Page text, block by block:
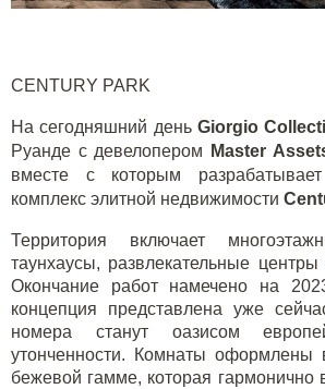
CENTURY PARK
На сегодняшний день Giorgio
Руанде с девелопером
Master
вместе с которым разрабатывает
комплекс элитной недвижимости
Территория включает
таунхаусы, развлекательные центры
Окончание работ намечено на
концепция представлена уже
номера станут оазисом
утонченности. Комнаты оформлены
бежевой гамме, которая гармонично